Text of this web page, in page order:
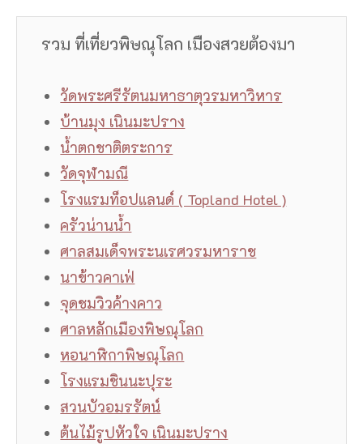
รวม ที่เที่ยวพิษณุโลก เมืองสวยต้องมา
วัดพระศรีรัตนมหาธาตุวรมหาวิหาร
บ้านมุง เนินมะปราง
น้ำตกชาติตระการ
วัดจุฬามณี
โรงแรมท็อปแลนด์ ( Topland Hotel )
ครัวน่านน้ำ
ศาลสมเด็จพระนเรศวรมหาราช
นาข้าวคาเฟ่
จุดชมวิวค้างคาว
ศาลหลักเมืองพิษณุโลก
หอนาฬิกาพิษณุโลก
โรงแรมชินนะปุระ
สวนบัวอมรรัตน์
ต้นไม้รูปหัวใจ เนินมะปราง